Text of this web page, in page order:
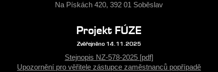
Na Pískách 420, 392 01 Soběslav
Projekt FÚZE
Zvěřejněno 14.11.2025
Stejnopis NZ-578-2025 [pdf]
Upozornění pro věřitele zástupce zaměstnanců popřípadě